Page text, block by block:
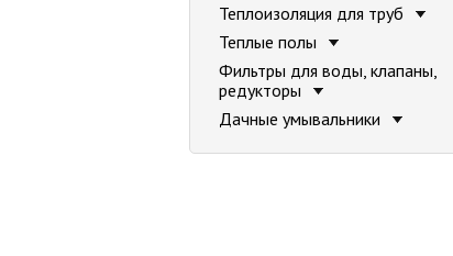
Теплоизоляция для труб
Теплые полы
Фильтры для воды, клапаны,
редукторы
Дачные умывальники